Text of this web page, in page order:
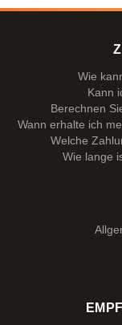
Wie
Kann
Berechnen
Wann erhalte ich
Welche
Wie lange